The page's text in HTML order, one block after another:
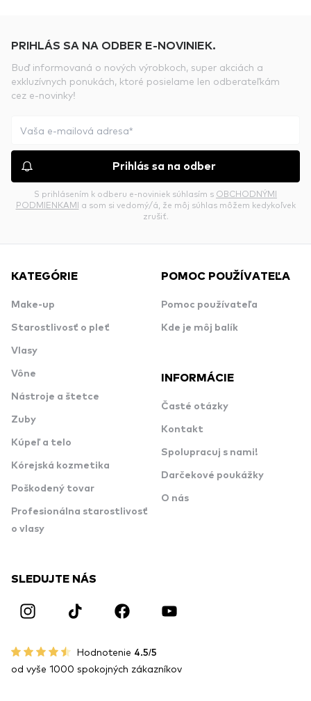
PRIHLÁS SA NA ODBER E-NOVINIEK.
Buď informovaná o nových výrobkoch, super akciách a
exkluzívnych ponukách, ktoré posielame len odberateľkám
cez e-novinky!
Prihlás sa na odber
S prihlásením k odberu e-noviniek súhlasím s OBCHODNÝMI
PODMIENKAMI a som si vedomý/á, že môj súhlas môžem kedykoľvek
zrušiť.
KATEGÓRIE
Make-up
Starostlivosť o pleť
Vlasy
Vône
Nástroje a štetce
Zuby
Kúpeľ a telo
Kórejská kozmetika
Poškodený tovar
Profesionálna starostlivosť
o vlasy
POMOC POUŽÍVATEĽA
Pomoc používateľa
Kde je môj balík
INFORMÁCIE
Časté otázky
Kontakt
Spolupracuj s nami!
Darčekové poukážky
O nás
SLEDUJTE NÁS
Hodnotenie 4.5/5
od vyše 1000 spokojných zákazníkov